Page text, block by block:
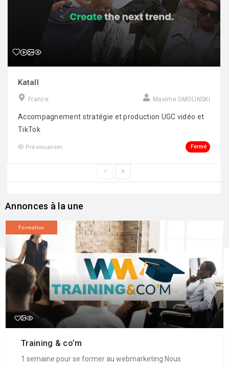
Katall
France Maxime SMOLINSKI
Accompagnement stratégie et production UGC vidéo et
TikTok
Prévisualiser Fermé
Annonces à la une
Formation
Training & co’m
1 semaine pour se former au webmarketing Nous